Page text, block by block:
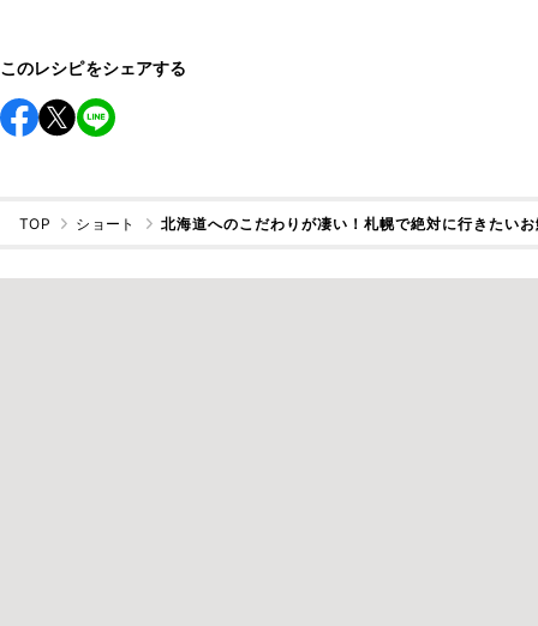
このレシピをシェアする
TOP ショート 北海道へのこだわりが凄い！札幌で絶対に行きたい